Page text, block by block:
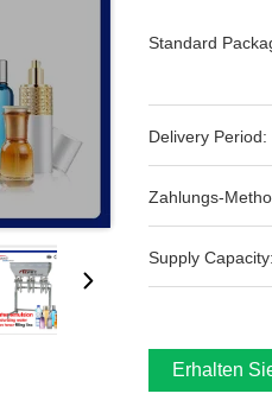
Standard
Delivery Period:
Zahlungs-
Supply Capacity:
Erhalten